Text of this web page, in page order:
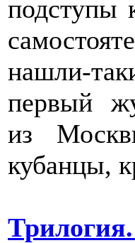
подступы
нашли-
первый
из
кубанцы,